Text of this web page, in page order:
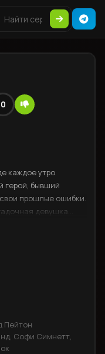
0
каждое утро
герой, бывший
прошлые ошибки.
девушка
к
последствиям,
с человеком из
Пейтон
Софи Симнетт,